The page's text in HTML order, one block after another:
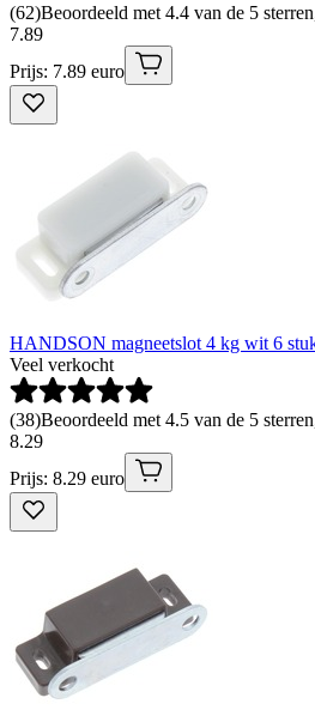
(62)Beoordeeld met 4.4 van de 5
7.89
Prijs: 7.89 euro
HANDSON magneetslot 4 kg wit 6
Veel verkocht
(38)Beoordeeld met 4.5 van de 5
8.29
Prijs: 8.29 euro